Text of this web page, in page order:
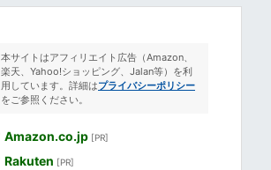
本サイトはアフィリエイト広告（Amazon、
楽天、Yahoo!ショッピング、Jalan等）を利
用しています。詳細はプライバシーポリシー
をご参照ください。
Amazon.co.jp [PR]
Rakuten [PR]